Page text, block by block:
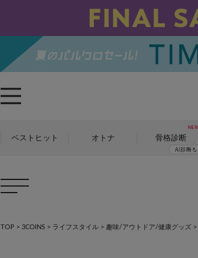
ベストヒット オトナ 骨格診断
TOP > 3COINS > ライフスタイル > 趣味/アウトドア/健康グッズ >